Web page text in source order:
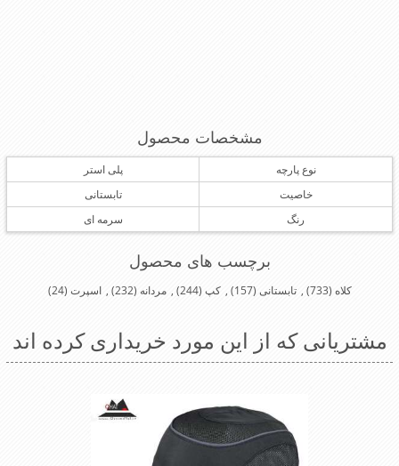
مشخصات محصول
نوع پارچه
پلی استر
خاصیت
تابستانی
رنگ
سرمه ای
برچسب های محصول
کلاه (733)
, تابستانی (157)
, کپ (244)
, مردانه (232)
, اسپرت (24)
مشتریانی که از این مورد خریداری کرده اند